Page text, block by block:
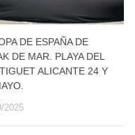
DE ESPAÑA DE
DE MAR. PLAYA DEL
ALICANTE 24 Y
2025